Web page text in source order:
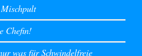
Chefin!
was für Schwindelfreie